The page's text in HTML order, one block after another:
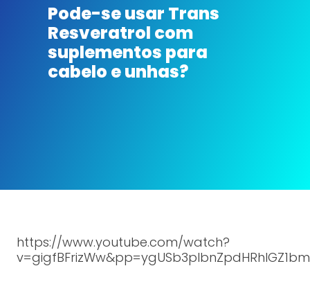
Pode-se usar Trans
Resveratrol com
suplementos para
cabelo e unhas?
https://www.youtube.com/watch?